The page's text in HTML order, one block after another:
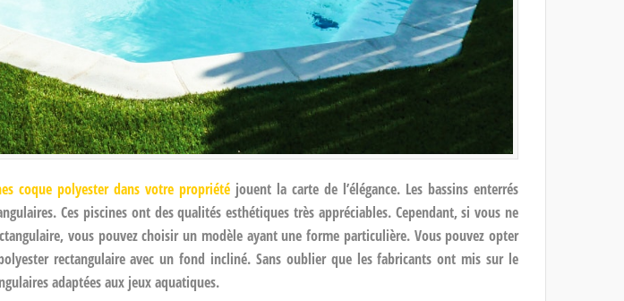
coque polyester dans votre propriété jouent la carte de l’élégance. Les bassins enterrés
Ces piscines ont des qualités esthétiques très appréciables. Cependant, si vous ne
vous pouvez choisir un modèle ayant une forme particulière. Vous pouvez opter
rectangulaire avec un fond incliné. Sans oublier que les fabricants ont mis sur le
adaptées aux jeux aquatiques.